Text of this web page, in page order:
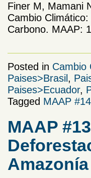
Finer M, Mamani
Cambio
Carbono. MAAP:
Posted in Cambio
Paises>Brasil ,
Paises>Ecuador,
Tagged MAAP
MAAP